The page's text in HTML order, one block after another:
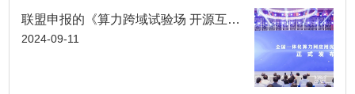
联盟申报的《算力跨域试验场 开源互联新生态》入选全国一体化算力网应用优秀案例
2024-09-11